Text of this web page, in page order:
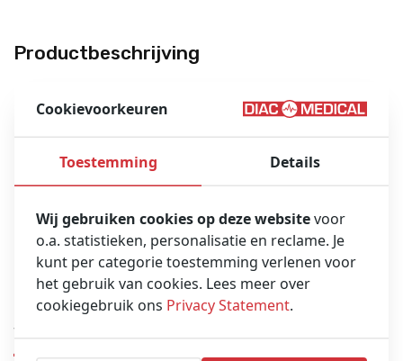
Productbeschrijving
Sterke organisatorische eigenschappen
Deze tas is uitgerust met verschillende elastische lussen,
klittenbandstrips en vakken.
Bovendien kan de tas eenvoudig en veelzijdig worden
georganiseerd met optionele PAX-binnenvakken.
verticaal), gemakkelijk afneembare schouderbanden en
voetjes onder de tas.
Reflecterend aan vijf zijden
Vergelijkbare producten
Cookievoorkeuren
Toestemming Details
Wij gebruiken cookies op deze websitevoor
o.a. statistieken, personalisatie en reclame. Je
kunt per categorie toestemming verlenen voor
het gebruik van cookies. Lees meer over
cookiegebruik ons Privacy Statement.